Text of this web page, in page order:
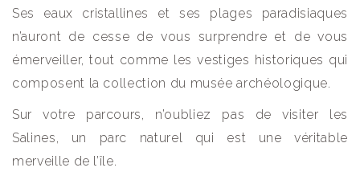
Ses eaux cristallines et ses plages paradisiaques
n’auront de cesse de vous surprendre et de vous
émerveiller, tout comme les vestiges historiques qui
composent la collection du musée archéologique.
Sur votre parcours, n’oubliez pas de visiter les
Salines, un parc naturel qui est une véritable
merveille de l’île.